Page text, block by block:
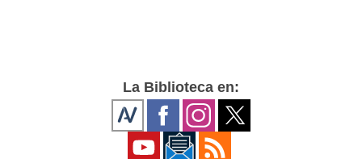
La Biblioteca en: